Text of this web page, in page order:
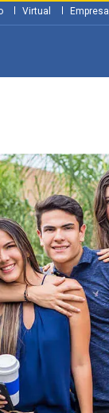
Virtual Empresa